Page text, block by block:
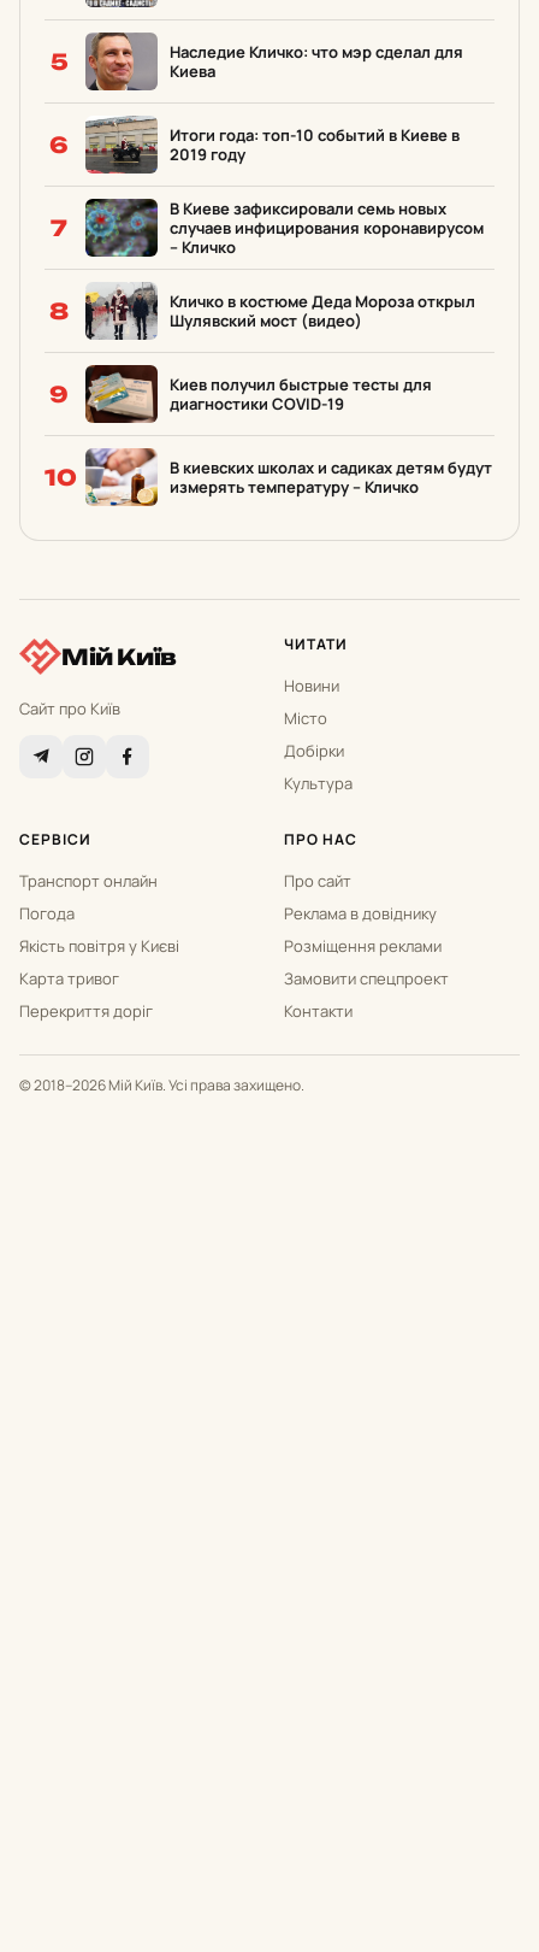
5
Наследие Кличко: что мэр сделал для
Киева
6
Итоги года: топ-10 событий в Киеве в
2019 году
7
В Киеве зафиксировали семь новых
случаев инфицирования коронавирусом
– Кличко
8
Кличко в костюме Деда Мороза открыл
Шулявский мост (видео)
9
Киев получил быстрые тесты для
диагностики COVID-19
10
В киевских школах и садиках детям будут
измерять температуру – Кличко
Мій Київ
Сайт про Київ
ЧИТАТИ
Новини
Місто
Добірки
Культура
СЕРВІСИ
Транспорт онлайн
Погода
Якість повітря у Києві
Карта тривог
Перекриття доріг
ПРО НАС
Про сайт
Реклама в довіднику
Розміщення реклами
Замовити спецпроект
Контакти
© 2018–2026 Мій Київ. Усі права захищено.